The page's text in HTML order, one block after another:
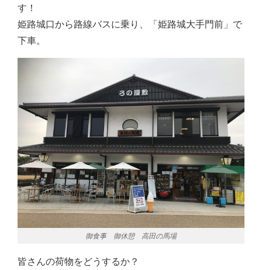
す！
姫路城口から路線バスに乗り、「姫路城大手門前」で
下車。
御食事 御休憩 高田の馬場
皆さんの荷物をどうするか？